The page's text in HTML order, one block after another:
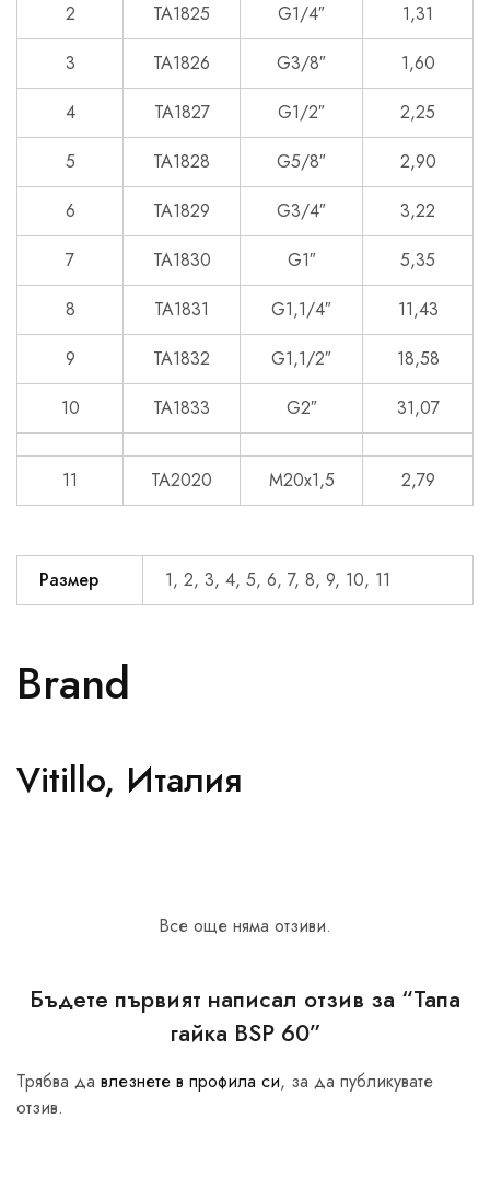
2
TA1825 G1/4″
1,31
3
TA1826 G3/8″
1,60
4
TA1827 G1/2″
2,25
5
TA1828 G5/8″
2,90
6
TA1829 G3/4″
3,22
7
TA1830 G1″
5,35
8
TA1831 G1,1/4″
11,43
9
TA1832 G1,1/2″
18,58
10
TA1833 G2″ 31,07
11 TA2020 M20x1,5 2,79
Размер 1, 2, 3, 4, 5, 6, 7, 8, 9, 10, 11
Brand
Vitillo, Италия
Все още няма отзиви.
Бъдете първият написал отзив за “Тапа
гайка BSP 60”
Трябва да влезнете в профила си, за да публикувате
отзив.